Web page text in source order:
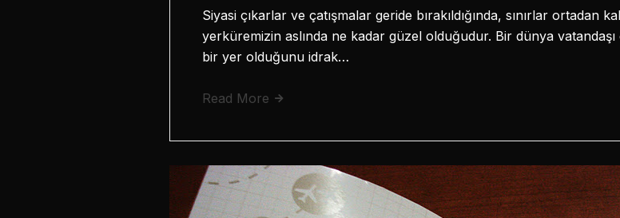
Siyasi çıkarlar ve çatışmalar geride bırakıldığında, sınırlar ortadan
yerküremizin aslında ne kadar güzel olduğudur. Bir dünya
bir yer olduğunu idrak…
Read More